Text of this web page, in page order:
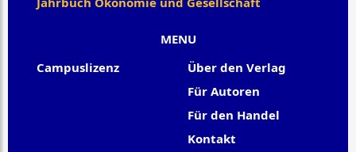
MENU
Campuslizenz
Über den Verlag
Für Autoren
Für den Handel
Kontakt